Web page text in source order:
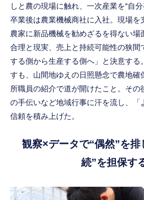
しと農の現場に触れ、一次産業を“自分
卒業後は農業機械商社に入社。現場を
農家に新品機械を勧めざるを得ない場
合理と現実、売上と持続可能性の狭間
する側から生産する側へ」と決意する
すも、山間地ゆえの日照懸念で農地確
所職員の紹介で道が開けたこと。その
の手伝いなど地域行事に汗を流し、「
信頼を積み上げた。
観察×データで“偶然”を排
続”を担保す